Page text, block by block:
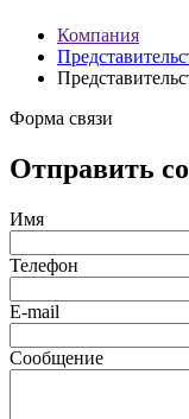
Компания
Форма связи
Отправить
Имя
Телефон
E-mail
Сообщение